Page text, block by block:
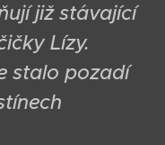
již stávající
Lízy.
stalo pozadí